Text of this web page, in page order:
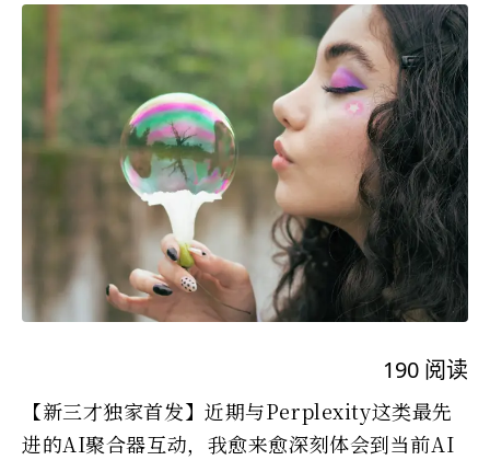
190 阅读
【新三才独家首发】近期与Perplexity这类最先
进的AI聚合器互动，我愈来愈深刻体会到当前AI